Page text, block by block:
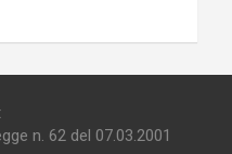
n. 62 del 07.03.2001